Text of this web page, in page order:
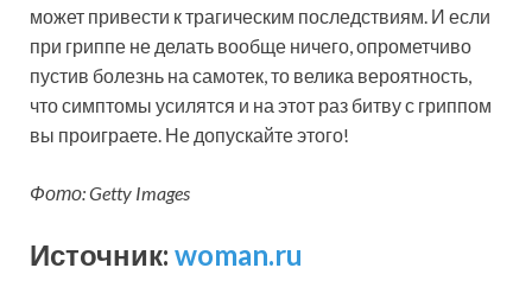
может привести к трагическим последствиям. И если
при гриппе не делать вообще ничего, опрометчиво
пустив болезнь на самотек, то велика вероятность,
что симптомы усилятся и на этот раз битву с гриппом
вы проиграете. Не допускайте этого!
Фото: Getty Images
Источник: woman.ru